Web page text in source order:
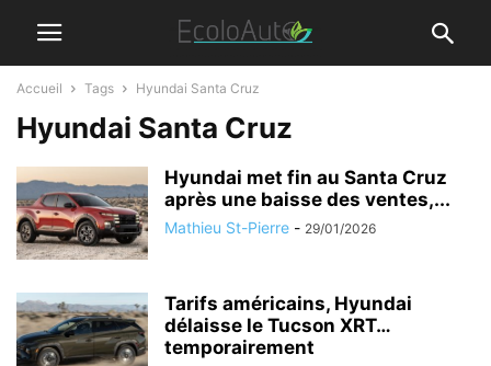
Accueil Tags Hyundai Santa Cruz
Hyundai Santa Cruz
Hyundai met fin au Santa Cruz
après une baisse des ventes,...
Mathieu St-Pierre - 29/01/2026
Tarifs américains, Hyundai
délaisse le Tucson XRT…
temporairement